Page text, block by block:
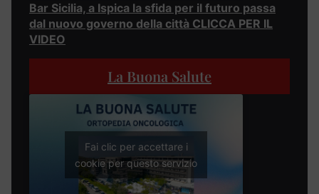
Bar Sicilia, a Ispica la sfida per il futuro passa
dal nuovo governo della città CLICCA PER IL
VIDEO
La Buona Salute
Fai clic per accettare i
cookie per questo servizio